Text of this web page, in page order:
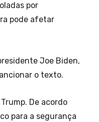
por
pode afetar
Joe Biden,
o texto.
De acordo
para a segurança